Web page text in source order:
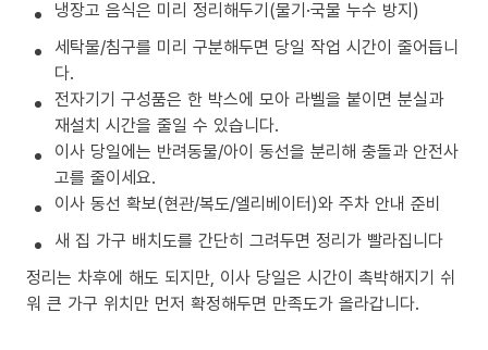
냉장고 음식은 미리 정리해두기(물기·국물 누수 방지)
세탁물/침구를 미리 구분해두면 당일 작업 시간이 줄어듭니
다.
전자기기 구성품은 한 박스에 모아 라벨을 붙이면 분실과
재설치 시간을 줄일 수 있습니다.
이사 당일에는 반려동물/아이 동선을 분리해 충돌과 안전사
고를 줄이세요.
이사 동선 확보(현관/복도/엘리베이터)와 주차 안내 준비
새 집 가구 배치도를 간단히 그려두면 정리가 빨라집니다
정리는 차후에 해도 되지만, 이사 당일은 시간이 촉박해지기 쉬
워 큰 가구 위치만 먼저 확정해두면 만족도가 올라갑니다.